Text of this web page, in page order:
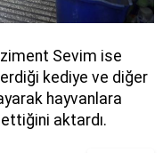
Sevim ise
kediye ve diğer
hayvanlara
aktardı.